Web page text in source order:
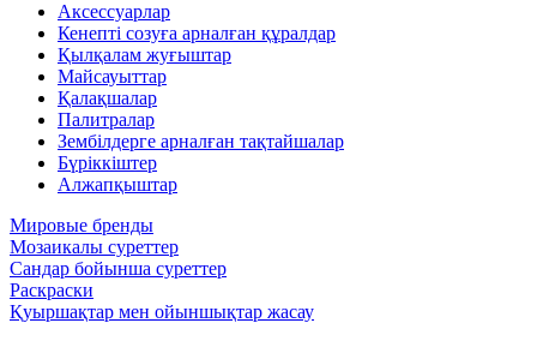
Аксессуарлар
Кенепті созуға арналған құралдар
Қылқалам жуғыштар
Майсауыттар
Қалақшалар
Палитралар
Зембілдерге арналған тақтайшалар
Бүріккіштер
Алжапқыштар
Мировые бренды
Мозаикалы суреттер
Сандар бойынша суреттер
Раскраски
Қуыршақтар мен ойыншықтар жасау